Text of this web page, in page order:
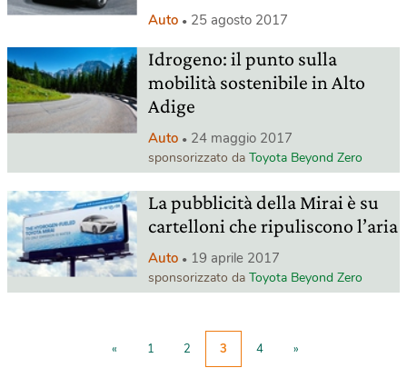
Auto 25 agosto 2017
Idrogeno: il punto sulla
mobilità sostenibile in Alto
Adige
Auto 24 maggio 2017
sponsorizzato da Toyota Beyond Zero
La pubblicità della Mirai è su
cartelloni che ripuliscono l’aria
Auto 19 aprile 2017
sponsorizzato da Toyota Beyond Zero
« 1 2 3 4 »